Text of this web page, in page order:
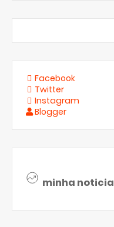
Facebook
Twitter
Instagram
Blogger
minha noticia